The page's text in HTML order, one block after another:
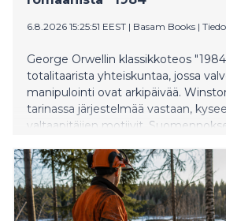
6.8.2026 15:25:51 EEST | Basam Books |
George Orwellin klassikkoteos
totalitaarista yhteiskuntaa, jossa
manipulointi ovat arkipäivää.
tarinassa järjestelmää vastaan,
valtaapitäjien motiivit.